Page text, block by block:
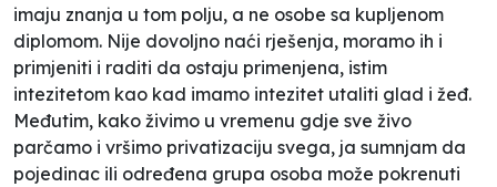
imaju znanja u tom polju, a ne osobe sa kupljenom
diplomom. Nije dovoljno naći rješenja, moramo ih i
primjeniti i raditi da ostaju primenjena, istim
intezitetom kao kad imamo intezitet utaliti glad i žeđ.
Međutim, kako živimo u vremenu gdje sve živo
parčamo i vršimo privatizaciju svega, ja sumnjam da
pojedinac ili određena grupa osoba može pokrenuti